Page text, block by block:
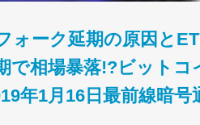
ォーク延期の原因と
で相場暴落!?ビットコ
年1月16日最前線暗号